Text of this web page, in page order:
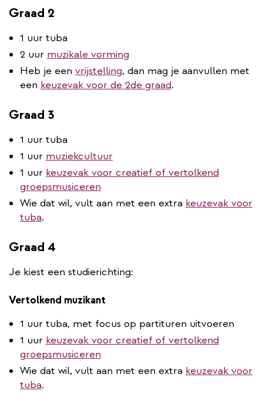
Graad 2
1 uur tuba
2 uur muzikale vorming
Heb je een vrijstelling, dan mag je aanvullen met
een keuzevak voor de 2de graad.
Graad 3
1 uur tuba
1 uur muziekcultuur
1 uur keuzevak voor creatief of vertolkend
groepsmusiceren
Wie dat wil, vult aan met een extra keuzevak voor
tuba.
Graad 4
Je kiest een studierichting:
Vertolkend muzikant
1 uur tuba, met focus op partituren uitvoeren
1 uur keuzevak voor creatief of vertolkend
groepsmusiceren
Wie dat wil, vult aan met een extra keuzevak voor
tuba.